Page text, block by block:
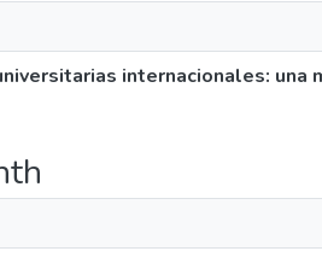
internacionales: una